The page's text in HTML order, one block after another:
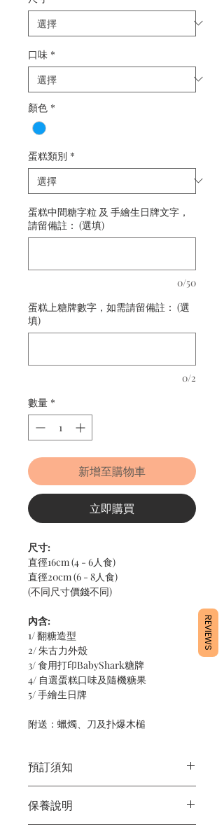
口味 *
顏色 *
蛋糕類別 *
蛋糕中間糖字粒 及 手繪生日牌文字，
請留備註： (選填)
0/50
蛋糕上糖牌數字，如需請留備註： (選
填)
0/2
數量 *
新增至購物車
立即購買
尺寸:
直徑16cm (4 - 6人食)
直徑20cm (6 - 8人食)
(不同尺寸價錢不同)
內含:
1/ 翻糖造型
2/ 朱古力外殼
3/ 食用打印BabyShark糖牌
4/ 自選蛋糕口味及隨機糖果
5/ 手繪生日牌
附送：蠟燭、刀及扑爆木槌
預訂須知
定日期取貨請提早10 - 14天前落單🤗
2/ 下單後24小時內會有專人電郵確認訂
保養說明
REVIEWS